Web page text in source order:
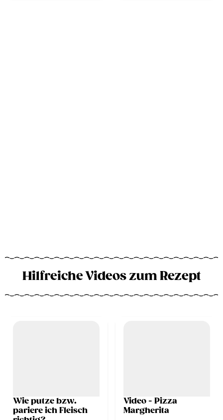
Hilfreiche Videos zum Rezept
Wie putze bzw.
pariere ich Fleisch
Video - Pizza
Margherita